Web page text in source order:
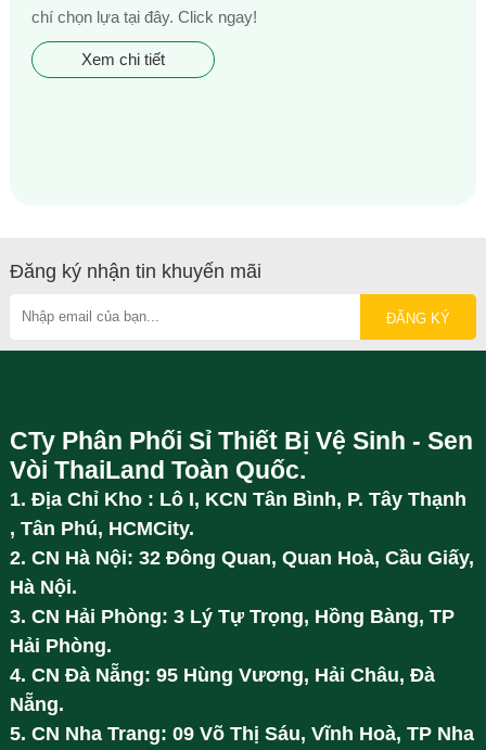
chí chọn lựa tại đây. Click ngay!
Xem chi tiết
Đăng ký nhận tin khuyến mãi
CTy Phân Phối Sỉ Thiết Bị Vệ Sinh - Sen
Vòi ThaiLand Toàn Quốc.
1. Địa Chỉ Kho : Lô I, KCN Tân Bình, P. Tây Thạnh
, Tân Phú, HCMCity.
2. CN Hà Nội: 32 Đông Quan, Quan Hoà, Cầu Giấy,
Hà Nội.
3. CN Hải Phòng: 3 Lý Tự Trọng, Hồng Bàng, TP
Hải Phòng.
4. CN Đà Nẵng: 95 Hùng Vương, Hải Châu, Đà
Nẵng.
5. CN Nha Trang: 09 Võ Thị Sáu, Vĩnh Hoà, TP Nha